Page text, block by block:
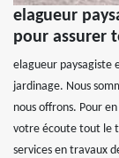
elagueur
pour assurer
elagueur paysagiste
jardinage. Nous
nous offrons. Pour
votre écoute tout le
services en travaux